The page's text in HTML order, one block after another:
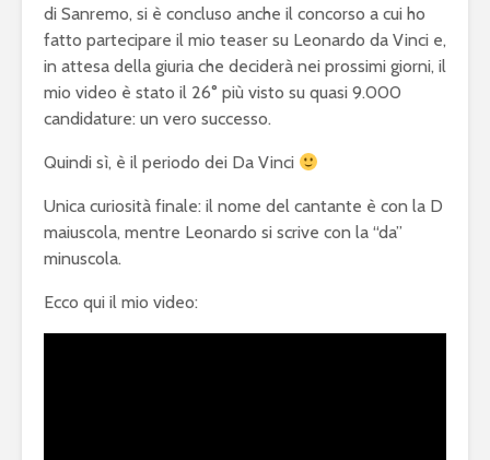
di Sanremo, si è concluso anche il concorso a cui ho
fatto partecipare il mio teaser su Leonardo da Vinci e,
in attesa della giuria che deciderà nei prossimi giorni, il
mio video è stato il 26° più visto su quasi 9.000
candidature: un vero successo.
Quindi sì, è il periodo dei Da Vinci
Unica curiosità finale: il nome del cantante è con la D
maiuscola, mentre Leonardo si scrive con la “da”
minuscola.
Ecco qui il mio video: